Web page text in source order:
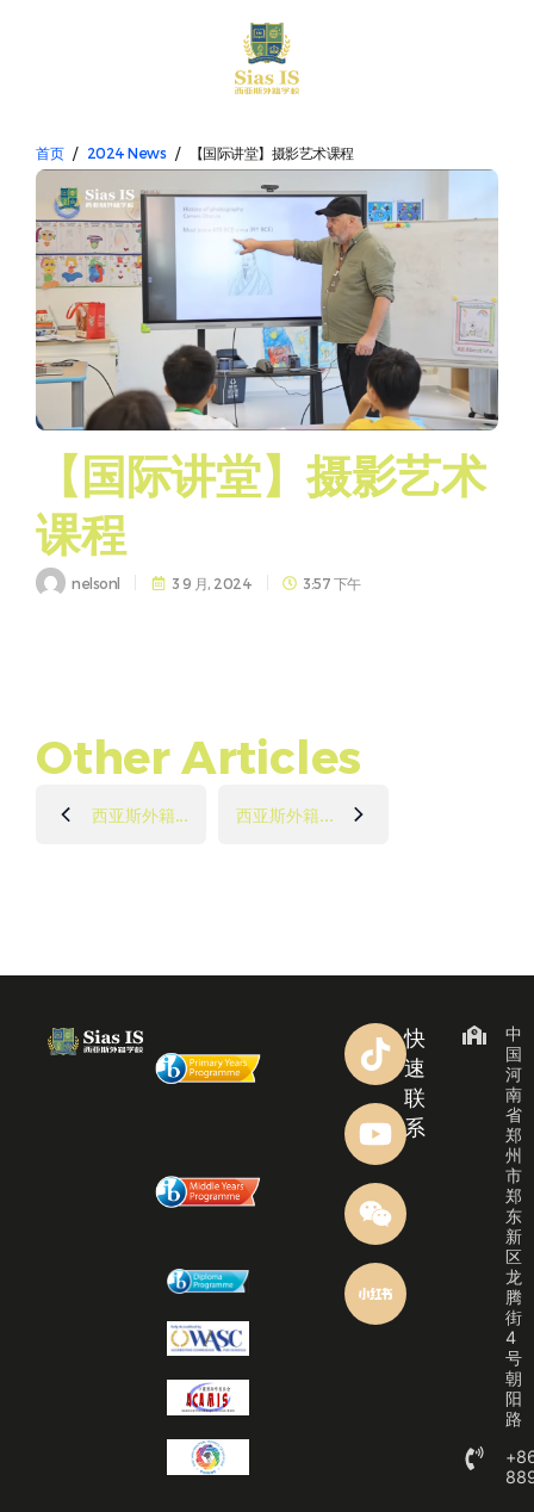
首页 / 2024 News / 【国际讲堂】摄影艺术课程
【国际讲堂】摄影艺术
课程
nelsonl 3 9 月, 2024 3:57 下午
Other Articles
西亚斯外籍... 西亚斯外籍...
快
速
联
系
中
国
河
南
省
郑
州
市
郑
东
新
区
龙
腾
街
4
号
朝
阳
路